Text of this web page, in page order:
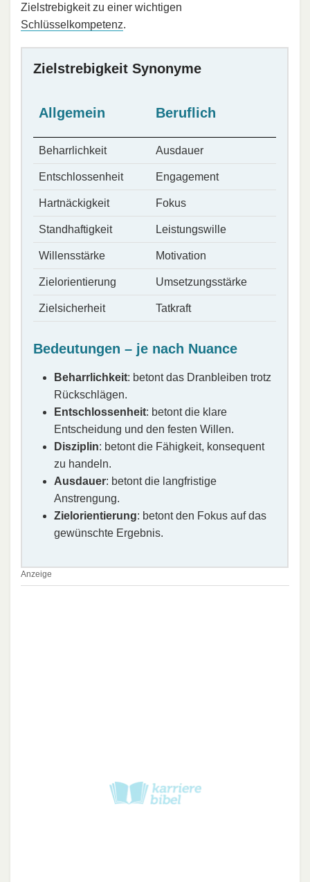
Zielstrebigkeit zu einer wichtigen
Schlüsselkompetenz.
Zielstrebigkeit Synonyme
Allgemein Beruflich
Beharrlichkeit Ausdauer
Entschlossenheit Engagement
Hartnäckigkeit Fokus
Standhaftigkeit Leistungswille
Willensstärke Motivation
Zielorientierung Umsetzungsstärke
Zielsicherheit Tatkraft
Bedeutungen – je nach Nuance
Beharrlichkeit: betont das Dranbleiben trotz
Rückschlägen.
Entschlossenheit: betont die klare
Entscheidung und den festen Willen.
Disziplin: betont die Fähigkeit, konsequent
zu handeln.
Ausdauer: betont die langfristige
Anstrengung.
Zielorientierung: betont den Fokus auf das
gewünschte Ergebnis.
Anzeige